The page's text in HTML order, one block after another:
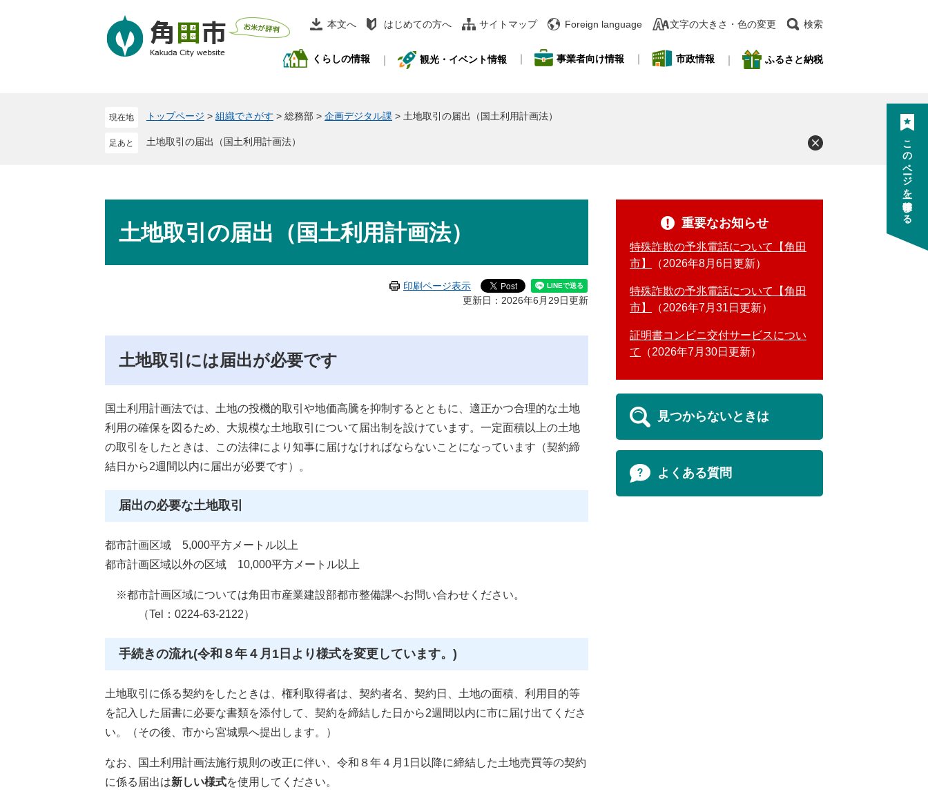
本文へ はじめての方へ サイトマップ Foreign language 文字の大きさ・色の変更 検索
くらしの情報 観光・イベント情報 事業者向け情報 市政情報 ふるさと納税
現在地 トップページ > 組織でさがす > 総務部 > 企画デジタル課 > 土地取引の届出（国土利用計画法）
土地取引の届出（国土利用計画法）
土地取引の届出（国土利用計画法）
印刷ページ表示
更新日：2026年6月29日更新
土地取引には届出が必要です
国土利用計画法では、土地の投機的取引や地価高騰を抑制するとともに、適正かつ合理的な土地
利用の確保を図るため、大規模な土地取引について届出制を設けています。一定面積以上の土地
の取引をしたときは、この法律により知事に届けなければならないことになっています（契約締
結日から2週間以内に届出が必要です）。
届出の必要な土地取引
都市計画区域 5,000平方メートル以上
都市計画区域以外の区域 10,000平方メートル以上
※都市計画区域については角田市産業建設部都市整備課へお問い合わせください。
（Tel：0224-63-2122）
手続きの流れ(令和８年４月1日より様式を変更しています。)
土地取引に係る契約をしたときは、権利取得者は、契約者名、契約日、土地の面積、利用目的等
を記入した届書に必要な書類を添付して、契約を締結した日から2週間以内に市に届け出てくださ
い。（その後、市から宮城県へ提出します。）
なお、国土利用計画法施行規則の改正に伴い、令和８年４月1日以降に締結した土地売買等の契約
に係る届出は新しい様式を使用してください。
重要なお知らせ
特殊詐欺の予兆電話について【角田
市】
2026年8月6日更新
特殊詐欺の予兆電話について【角田
市】
2026年7月31日更新
証明書コンビニ交付サービスについ
て
2026年7月30日更新
見つからないときは
よくある質問
このページを一時保存する